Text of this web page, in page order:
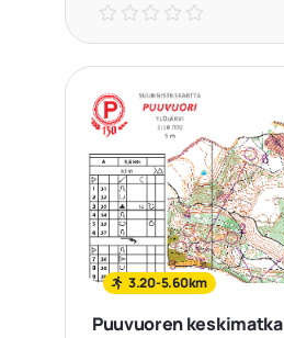
3.20-5.60km
Puuvuoren keskimatka